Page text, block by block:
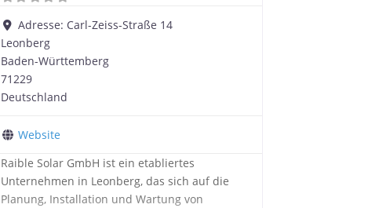
Adresse: Carl-Zeiss-Straße 14
Leonberg
Baden-Württemberg
71229
Deutschland
Website
Raible Solar GmbH ist ein etabliertes
Unternehmen in Leonberg, das sich auf die
Planung, Installation und Wartung von